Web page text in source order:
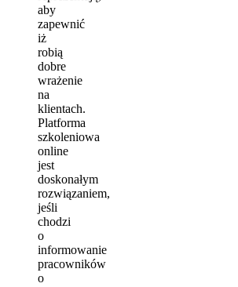
aby
zapewnić
iż
robią
dobre
wrażenie
na
klientach.
Platforma
szkoleniowa
online
jest
doskonałym
rozwiązaniem,
jeśli
chodzi
o
informowanie
pracowników
o